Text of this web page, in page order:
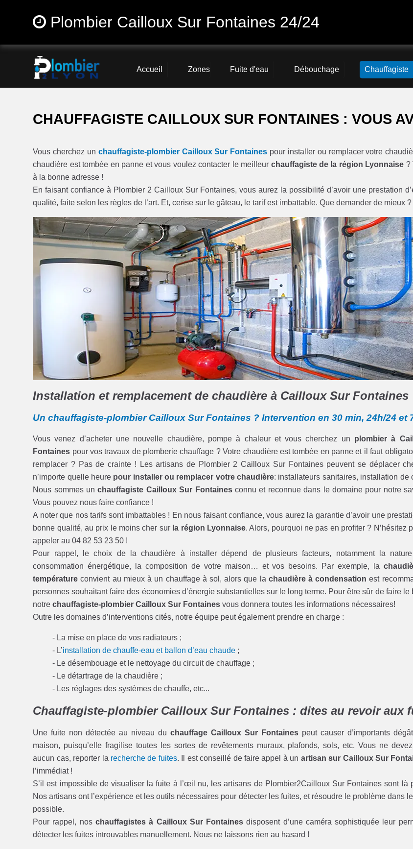
Plombier Cailloux Sur Fontaines 24/24
Accueil Zones Fuite d'eau Débouchage Chauffagiste
CHAUFFAGISTE CAILLOUX SUR FONTAINES : VOUS
Vous cherchez un chauffagiste-plombier Cailloux Sur Fontaines pour installer ou remplacer votre
chaudière est tombée en panne et vous voulez contacter le meilleur chauffagiste de la région Lyonnaise ?
à la bonne adresse !
En faisant confiance à Plombier 2 Cailloux Sur Fontaines, vous aurez la possibilité d’avoir une prestation
qualité, faite selon les règles de l’art. Et, cerise sur le gâteau, le tarif est imbattable. Que demander de mieux ?
Installation et remplacement de chaudière à Cailloux Sur Fontaines
Un chauffagiste-plombier Cailloux Sur Fontaines ? Intervention en 30 min, 24h/24 et
Vous venez d’acheter une nouvelle chaudière, pompe à chaleur et vous cherchez un plombier à
Fontaines pour vos travaux de plomberie chauffage ? Votre chaudière est tombée en panne et il faut
remplacer ? Pas de crainte ! Les artisans de Plombier 2 Cailloux Sur Fontaines peuvent se déplacer
n’importe quelle heure pour installer ou remplacer votre chaudière: installateurs sanitaires, installation de
Nous sommes unchauffagiste Cailloux Sur Fontainesconnu et reconnue dans le domaine pour notre
Vous pouvez nous faire confiance !
A noter que nos tarifs sont imbattables ! En nous faisant confiance, vous aurez la garantie d’avoir une
bonne qualité, au prix le moins cher sur la région Lyonnaise. Alors, pourquoi ne pas en profiter ? N’hésitez
appeler au 04 82 53 23 50 !
Pour rappel, le choix de la chaudière à installer dépend de plusieurs facteurs, notamment la
consommation énergétique, la composition de votre maison… et vos besoins. Par exemple, la
température convient au mieux à un chauffage à sol, alors que la chaudière à condensation est
personnes souhaitant faire des économies d’énergie substantielles sur le long terme. Pour être sûr de faire le
notrechauffagiste-plombier Cailloux Sur Fontaines vous donnera toutes les informations nécessaires!
Outre les domaines d’interventions cités, notre équipe peut également prendre en charge :
- La mise en place de vos radiateurs ;
- L’installation de chauffe-eau et ballon d’eau chaude ;
- Le désembouage et le nettoyage du circuit de chauffage ;
- Le détartrage de la chaudière ;
- Les réglages des systèmes de chauffe, etc...
Chauffagiste-plombier Cailloux Sur Fontaines : dites au revoir aux
Une fuite non détectée au niveau duchauffage Cailloux Sur Fontaines peut causer d’importants
maison, puisqu’elle fragilise toutes les sortes de revêtements muraux, plafonds, sols, etc. Vous ne
aucun cas, reporter la recherche de fuites. Il est conseillé de faire appel à un artisan sur Cailloux Sur
l’immédiat !
S’il est impossible de visualiser la fuite à l’œil nu, les artisans de Plombier2Cailloux Sur Fontaines sont là
Nos artisans ont l’expérience et les outils nécessaires pour détecter les fuites, et résoudre le problème dans
possible.
Pour rappel, nos chauffagistes à Cailloux Sur Fontaines disposent d’une caméra sophistiquée leur
détecter les fuites introuvables manuellement. Nous ne laissons rien au hasard !